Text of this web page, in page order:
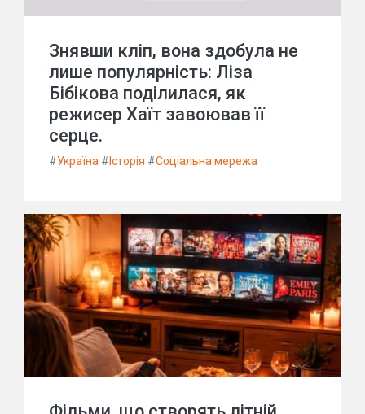
Знявши кліп, вона здобула не
лише популярність: Ліза
Бібікова поділилася, як
режисер Хаїт завоював її
серце.
#Україна # Історія #Соціальна мережа